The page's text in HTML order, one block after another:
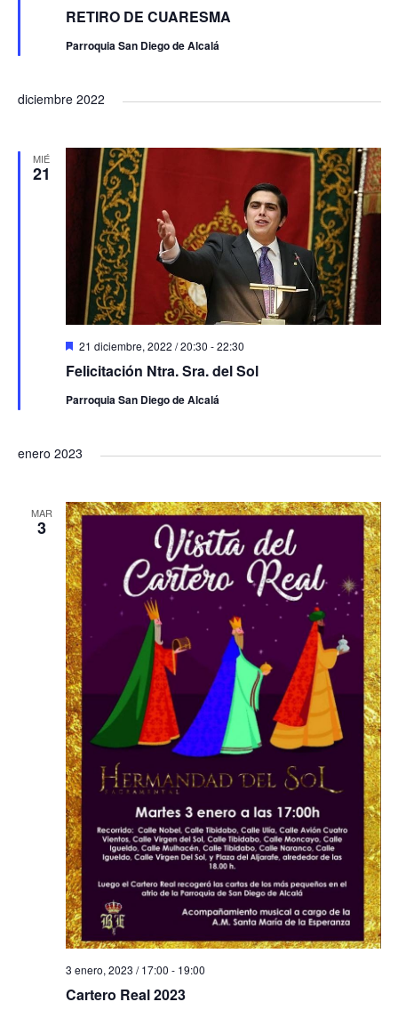
RETIRO DE CUARESMA
s
a
o
Parroquia San Diego de Alcalá
diciembre 2022
MIÉ
21
Felicitación Ntra. Sra. del Sol
D
s
a
o
21 diciembre, 2022 / 20:30 -22:30
Parroquia San Diego de Alcalá
enero 2023
MAR
3
Cartero Real 2023
3 enero, 2023 / 17:00 - 19:00